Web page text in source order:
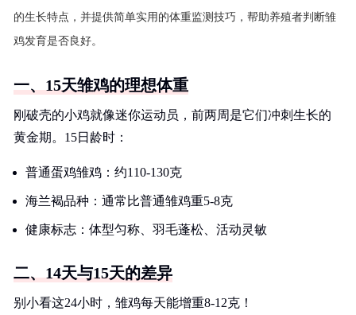
的生长特点，并提供简单实用的体重监测技巧，帮助养殖者判断雏
鸡发育是否良好。
一、15天雏鸡的理想体重
刚破壳的小鸡就像迷你运动员，前两周是它们冲刺生长的
黄金期。15日龄时：
普通蛋鸡雏鸡：约110-130克
海兰褐品种：通常比普通雏鸡重5-8克
健康标志：体型匀称、羽毛蓬松、活动灵敏
二、14天与15天的差异
别小看这24小时，雏鸡每天能增重8-12克！